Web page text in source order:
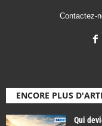
Contactez-
ENCORE PLUS
Qui